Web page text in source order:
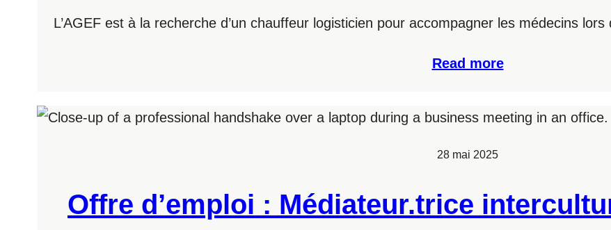
L’AGEF est à la recherche d’un chauffeur logisticien pour accompagner les médecins
Read more
28 mai 2025
Offre d’emploi : Médiateur.trice